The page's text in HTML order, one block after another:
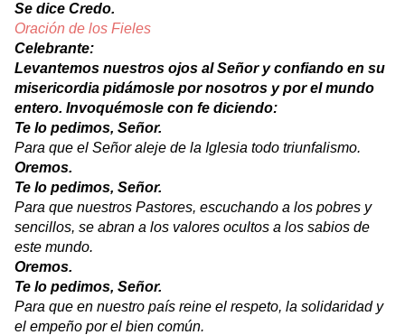
Se dice Credo.
Oración de los Fieles
Celebrante:
Levantemos nuestros ojos al Señor y confiando en su
misericordia pidámosle por nosotros y por el mundo
entero. Invoquémosle con fe diciendo:
Te lo pedimos, Señor.
Para que el Señor aleje de la Iglesia todo triunfalismo.
Oremos.
Te lo pedimos, Señor.
Para que nuestros Pastores, escuchando a los pobres y
sencillos, se abran a los valores ocultos a los sabios de
este mundo.
Oremos.
Te lo pedimos, Señor.
Para que en nuestro país reine el respeto, la solidaridad y
el empeño por el bien común.